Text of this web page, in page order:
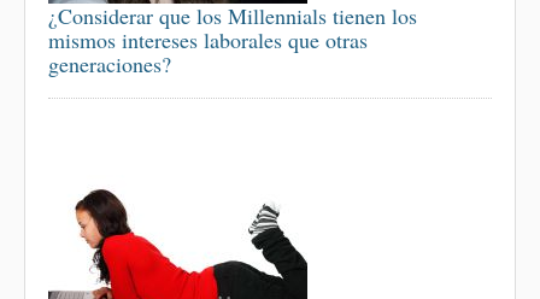
¿Considerar que los Millennials tienen los
mismos intereses laborales que otras
generaciones?